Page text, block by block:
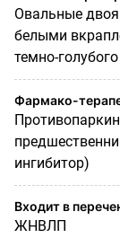
Овальные
белыми
темно-
Фармако-
ингибитор)
Входит в
ЖНВЛП